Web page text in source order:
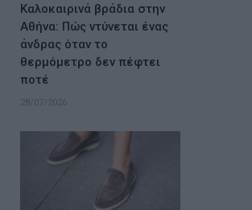
Καλοκαιρινά βράδια στην
Αθήνα: Πώς ντύνεται ένας
άνδρας όταν το
θερμόμετρο δεν πέφτει
ποτέ
28/07/2026